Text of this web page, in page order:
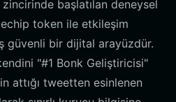
başlatılan deneysel
token ile etkileşim
güvenli bir dijital arayüzdür.
"#1 Bonk Geliştiricisi"
attığı tweetten esinlenen